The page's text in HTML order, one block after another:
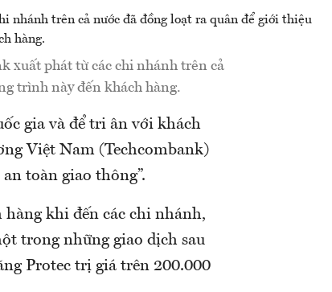
xuất phát từ các chi nhánh trên cả
trình này đến khách hàng.
gia và để tri ân với khách
Việt Nam (Techcombank)
toàn giao thông”.
khi đến các chi nhánh,
trong những giao dịch sau
Protec trị giá trên 200.000